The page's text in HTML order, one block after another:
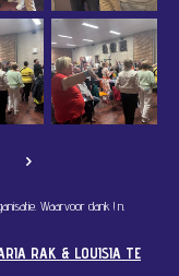
Waarvoor dank ! n.
RAK & LOUISIA TE